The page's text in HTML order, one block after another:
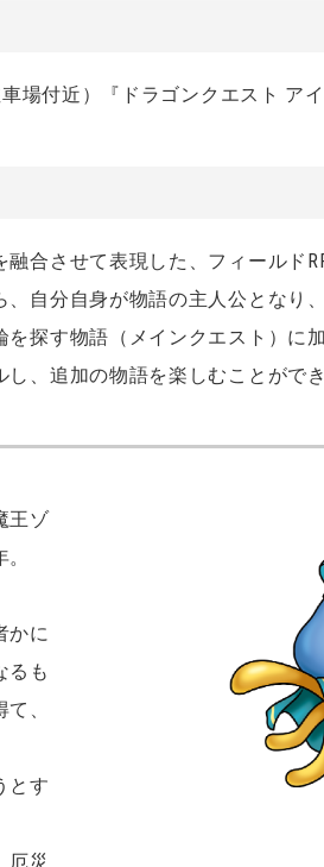
場付近）『ドラゴンクエスト
合させて表現した、フィールド
自分自身が物語の主人公となり
探す物語（メインクエスト）に
、追加の物語を楽しむことができ
王ゾ
かに
るも
、
とす
厄災